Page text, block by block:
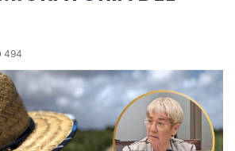
494